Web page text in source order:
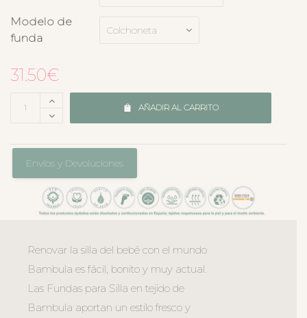
Modelo de
funda
31.50€
AÑADIR AL CARRITO
Envíos y Devoluciones
Renovar la silla del bebé con el mundo
Bambula es fácil, bonito y muy actual.
Las Fundas para Silla en tejido de
Bambula aportan un estilo fresco y